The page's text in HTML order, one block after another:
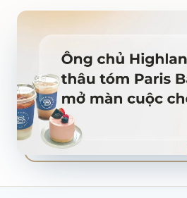
SALES & DISTRIBUTION
Modern Trade Key Account
Quản trị khách hàng trọng điểm
Design Winning
Chiến lược kênh thương
Đăng ký ngay →